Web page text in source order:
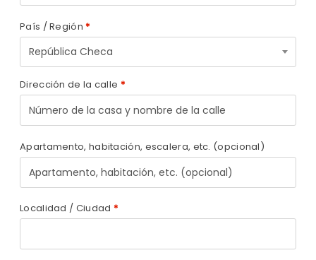
País / Región*
República Checa
Dirección de la calle *
Apartamento, habitación, escalera, etc. (opcional)
Localidad / Ciudad *